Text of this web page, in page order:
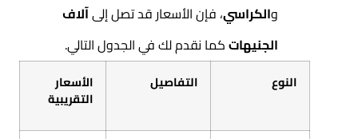
الكراسي، فإن الأسعار قد تصل إلىآلاف
الجنيهاتكما نقدم لك في الجدول التالي.
النوع التفاصيل الأسعار
التقريبية